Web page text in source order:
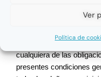
Ver
Política de
responsabilidad
ilegítimo. Si de manera
cualquiera de las
presentes condiciones